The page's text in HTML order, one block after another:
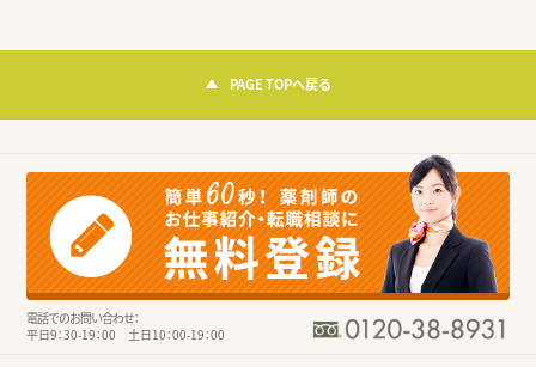
PAGE TOPへ戻る
電話でのお問い合わせ：
平日9：30-19：00 土日10：00-19：00